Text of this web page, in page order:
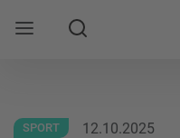
Rechercher
SPORT 12.10.2025